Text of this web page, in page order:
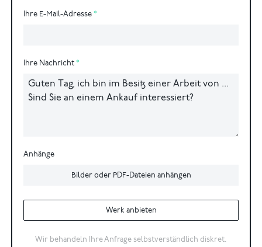
Ihre E-Mail-Adresse
Ihre Nachricht
Anhänge
Bilder oder PDF-Dateien anhängen
Werk anbieten
Wir behandeln Ihre Anfrage selbstverständlich diskret.